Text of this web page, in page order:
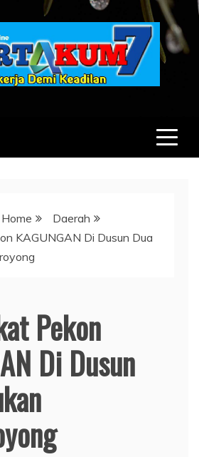
Home
Daerah
KAGUNGAN Di Dusun Dua
Pekon
Di Dusun